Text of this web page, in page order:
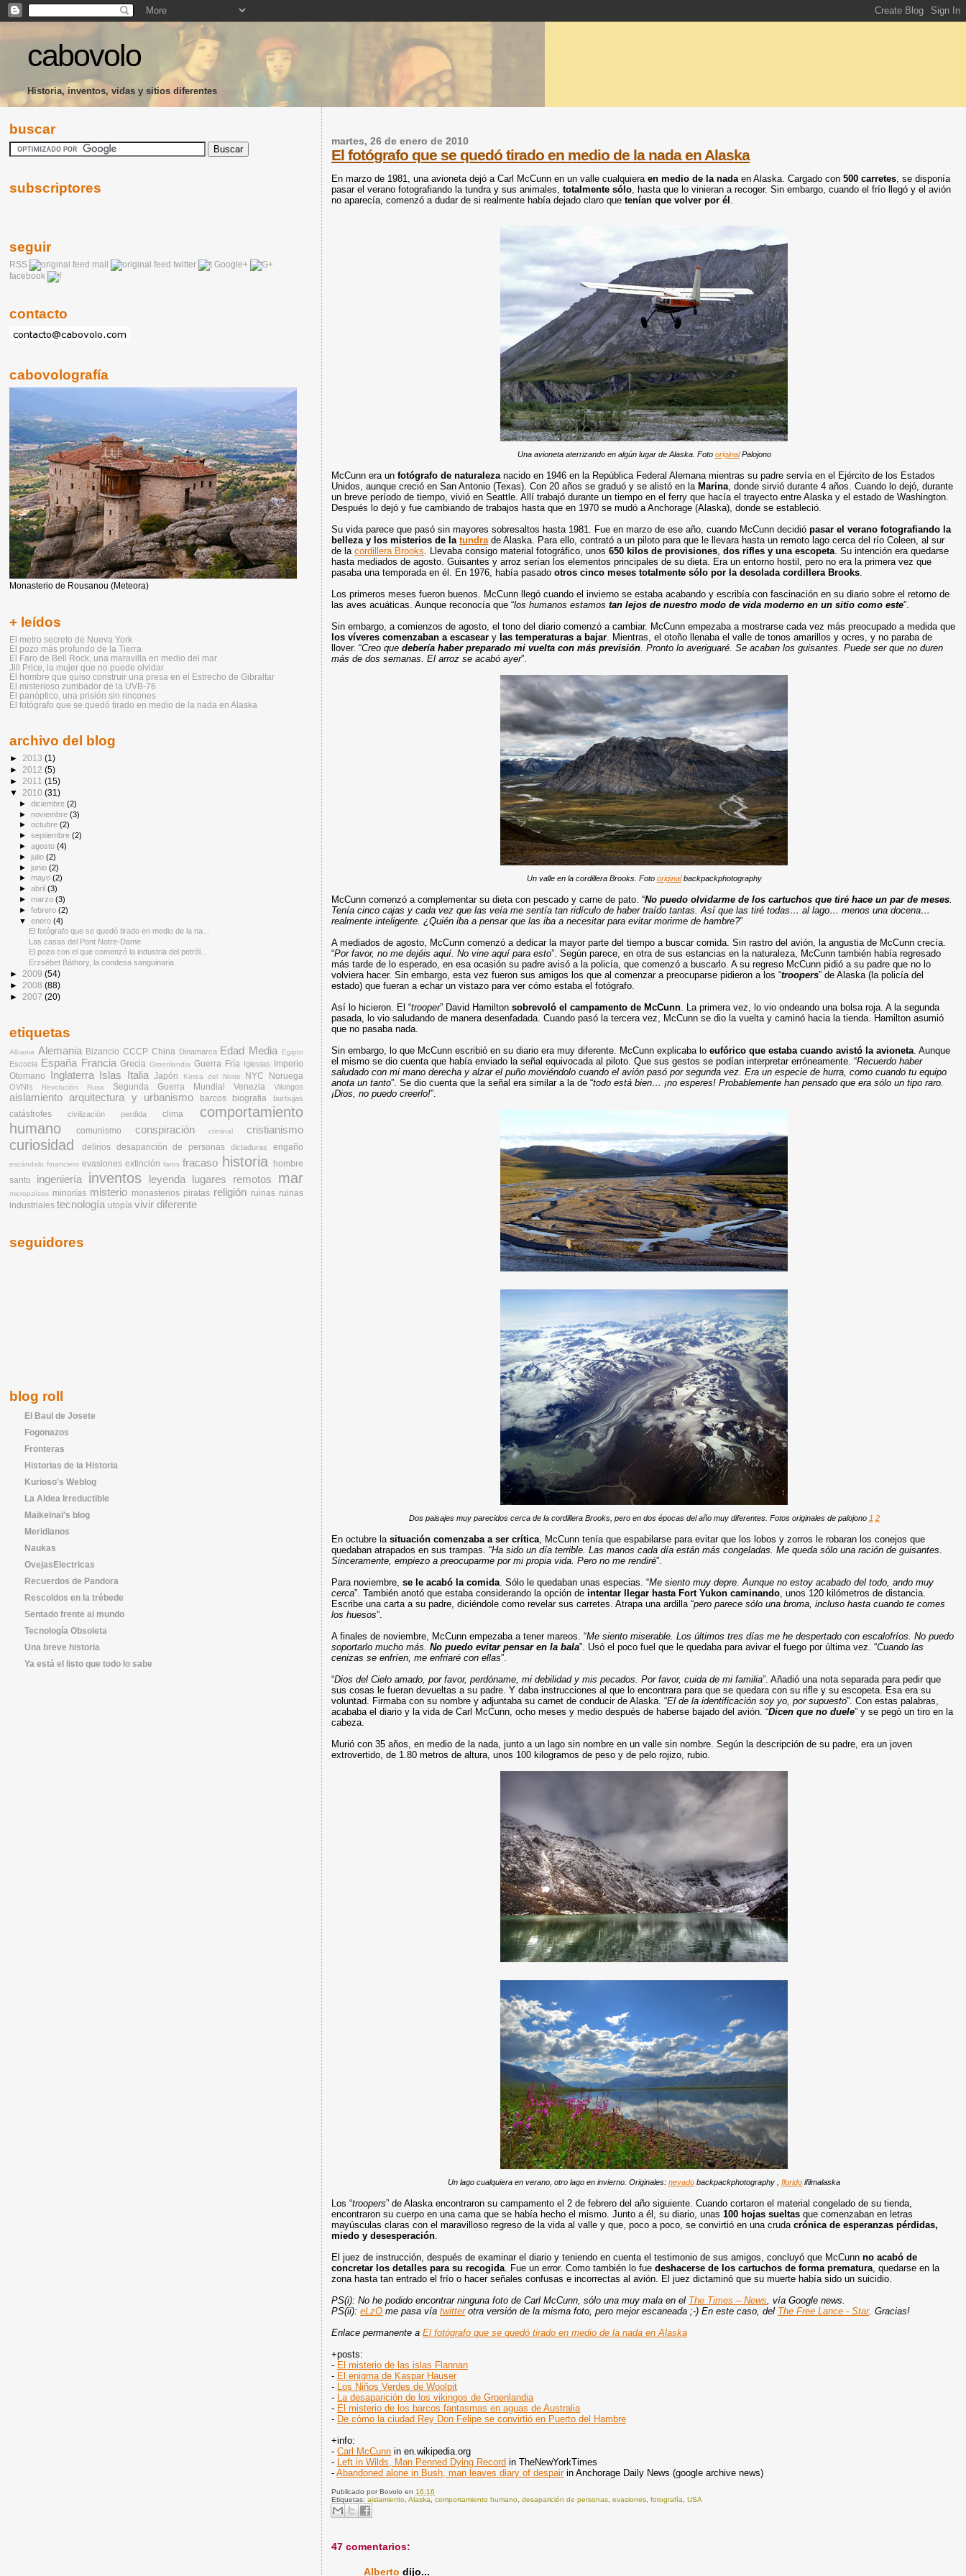
cabovolo
Historia, inventos, vidas y sitios diferentes
martes, 26 de enero de 2010
El fotógrafo que se quedó tirado en medio de la nada en Alaska
En marzo de 1981, una avioneta dejó a Carl McCunn en un valle cualquieraen medio de la nadaen Alaska. Cargado con500 carretes, se disponía
pasar el verano fotografiando la tundra y sus animales,totalmente sólo, hasta que lo vinieran a recoger. Sin embargo, cuando el frío llegó y el avión
no aparecía, comenzó a dudar de si realmente había dejado claro quetenían que volver por él .
Una avioneta aterrizando en algún lugar de Alaska. Foto originalPalojono
McCunn era unfotógrafo de naturalezanacido en 1946 en la República Federal Alemana mientras su padre servía en el Ejército de los Estados
Unidos, aunque creció en San Antonio (Texas). Con 20 años se graduó y se alistó en la Marina, donde sirvió durante 4 años. Cuando lo dejó, durante
un breve período de tiempo, vivió en Seattle. Allí trabajó durante un tiempo en el ferry que hacía el trayecto entre Alaska y el estado de Washington.
Después lo dejó y fue cambiando de trabajos hasta que en 1970 se mudó a Anchorage (Alaska), donde se estableció.
Su vida parece que pasó sin mayores sobresaltos hasta 1981. Fue en marzo de ese año, cuando McCunn decidiópasar el verano fotografiando la
belleza y los misterios de latundrade Alaska. Para ello, contrató a un piloto para que le llevara hasta un remoto lago cerca del río Coleen, al sur
de lacordillera Brooks. Llevaba consigo material fotográfico, unos650 kilos de provisiones,dos rifles y una escopeta. Su intención era quedarse
hasta mediados de agosto. Guisantes y arroz serían los elementos principales de su dieta. Era un entorno hostil, pero no era la primera vez que
pasaba una temporada en él. En 1976, había pasadootros cinco meses totalmente sólo por la desolada cordillera Brooks.
Los primeros meses fueron buenos. McCunn llegó cuando el invierno se estaba acabando y escribía con fascinación en su diario sobre el retorno de
las aves acuáticas. Aunque reconocía que “los humanos estamostan lejos de nuestro modo de vida moderno en un sitio como este”.
Sin embargo, a comienzos de agosto, el tono del diario comenzó a cambiar. McCunn empezaba a mostrarse cada vez más preocupado a medida que
los víveres comenzaban a escasear y las temperaturas a bajar. Mientras, el otoño llenaba el valle de tonos amarillos y ocres, y no paraba de
llover. “Creo quedebería haber preparado mi vuelta con más previsión. Pronto lo averiguaré. Se acaban los guisantes. Puede ser que no duren
más de dos semanas. El arroz se acabó ayer”.
Un valle en la cordillera Brooks. Foto originalbackpackphotography
McCunn comenzó a complementar su dieta con pescado y carne de pato. “No puedo olvidarme de los cartuchos que tiré hace un par de meses.
Tenía cinco cajas y cada vez que las veía me sentía tan ridículo de haber traído tantas. Así que las tiré todas… al lago… menos una docena…
realmente inteligente. ¿Quién iba a pensar que las iba a necesitar para evitar morirme de hambre?”
A mediados de agosto, McCunn comenzó a dedicar la mayor parte del tiempo a buscar comida. Sin rastro del avión, la angustia de McCunn crecía.
“Por favor, no me dejéis aquí. No vine aquí para esto”. Según parece, en otra de sus estancias en la naturaleza, McCunn también había regresado
más tarde de lo esperado, en esa ocasión su padre avisó a la policía, que comenzó a buscarlo. A su regreso McCunn pidió a su padre que no lo
volviera hacer. Sin embargo, esta vez fueron sus amigos los que al comenzar a preocuparse pidieron a los “troopers” de Alaska (la policía del
estado) que fueran a echar un vistazo para ver cómo estaba el fotógrafo.
Así lo hicieron. El “trooper” David Hamiltonsobrevoló el campamento de McCunn. La primera vez, lo vio ondeando una bolsa roja. A la segunda
pasada, lo vio saludando de manera desenfadada. Cuando pasó la tercera vez, McCunn se dio la vuelta y caminó hacia la tienda. Hamilton asumió
que no pasaba nada.
Sin embargo, lo que McCunn escribió en su diario era muy diferente. McCunn explicaba loeufórico que estaba cuando avistó la avioneta. Aunque
el mismo se dio cuenta que había enviado la señal equivocada al piloto. Que sus gestos se podían interpretar erróneamente. “Recuerdo haber
saludado con mi mano derecha y alzar el puño moviéndolo cuando el avión pasó por segunda vez. Era un especie de hurra, como cuando tu equipo
anota un tanto”. Se dio cuenta que la señal era similar a la de “todo está bien… ¡no esperes! Probablemente han pensado que era sólo un tipo raro.
¡Dios, no puedo creerlo!”.
Dos paisajes muy parecidos cerca de la cordillera Brooks, pero en dos épocas del año muy diferentes. Fotos originales de palojono 1 2
En octubre lasituación comenzaba a ser crítica, McCunn tenía que espabilarse para evitar que los lobos y zorros le robaran los conejos que
quedaban atrapados en sus trampas. “Ha sido un día terrible. Las manos cada día están más congeladas. Me queda sólo una ración de guisantes.
Sinceramente, empiezo a preocuparme por mi propia vida. Pero no me rendiré”.
Para noviembre,se le acabó la comida. Sólo le quedaban unas especias. “Me siento muy depre. Aunque no estoy acabado del todo, ando muy
cerca”. También anotó que estaba considerando la opción deintentar llegar hasta Fort Yukon caminando, unos 120 kilómetros de distancia.
Escribe una carta a su padre, diciéndole como revelar sus carretes. Atrapa una ardilla “pero parece sólo una broma, incluso hasta cuando te comes
los huesos”.
A finales de noviembre, McCunn empezaba a tener mareos. “Me siento miserable. Los últimos tres días me he despertado con escalofríos. No puedo
soportarlo mucho más.No puedo evitar pensar en la bala”. Usó el poco fuel que le quedaba para avivar el fuego por última vez. “Cuando las
cenizas se enfríen, me enfriaré con ellas”.
“Dios del Cielo amado, por favor, perdóname, mi debilidad y mis pecados. Por favor, cuida de mi familia”. Añadió una nota separada para pedir que
sus cosas le fueran devueltas a su padre. Y daba instrucciones al que lo encontrara para que se quedara con su rifle y su escopeta. Esa era su
voluntad. Firmaba con su nombre y adjuntaba su carnet de conducir de Alaska. “El de la identificación soy yo, por supuesto”. Con estas palabras,
acababa el diario y la vida de Carl McCunn, ocho meses y medio después de haberse bajado del avión. “Dicen que no duele” y se pegó un tiro en la
cabeza.
Murió con 35 años, en medio de la nada, junto a un lago sin nombre en un valle sin nombre. Según la descripción de su padre, era un joven
extrovertido, de 1.80 metros de altura, unos 100 kilogramos de peso y de pelo rojizo, rubio.
Un lago cualquiera en verano, otro lago en invierno. Originales:nevado backpackphotography ,florido ifilmalaska
Los “troopers” de Alaska encontraron su campamento el 2 de febrero del año siguiente. Cuando cortaron el material congelado de su tienda,
encontraron su cuerpo en una cama que se había hecho el mismo. Junto a él, su diario, unas100 hojas sueltas que comenzaban en letras
mayúsculas claras con el maravilloso regreso de la vida al valle y que, poco a poco, se convirtió en una crudacrónica de esperanzas pérdidas,
miedo y desesperación.
El juez de instrucción, después de examinar el diario y teniendo en cuenta el testimonio de sus amigos, concluyó que McCunnno acabó de
concretar los detalles para su recogida. Fue un error. Como también lo fuedeshacerse de los cartuchos de forma prematura, quedarse en la
zona hasta tan entrado el frío o hacer señales confusas e incorrectas al avión. El juez dictaminó que su muerte había sido un suicidio.
PS(i): No he podido encontrar ninguna foto de Carl McCunn, sólo una muy mala en el The Times – News, vía Google news.
PS(ii):eLzO me pasa víatwitterotra versión de la misma foto, pero mejor escaneada ;-) En este caso, del The Free Lance - Star. Gracias!
Enlace permanente aEl fotógrafo que se quedó tirado en medio de la nada en Alaska
+posts:
- El misterio de las islas Flannan
- El enigma de Kaspar Hauser
- Los Niños Verdes de Woolpit
- La desaparición de los vikingos de Groenlandia
- El misterio de los barcos fantasmas en aguas de Australia
- De cómo la ciudad Rey Don Felipe se convirtió en Puerto del Hambre
+info:
-Carl McCunn in en.wikipedia.org
- Left in Wilds, Man Penned Dying Record in TheNewYorkTimes
-Abandoned alone in Bush, man leaves diary of despairin Anchorage Daily News (google archive news)
Publicado porBovolo en 16:16
Etiquetas:aislamiento ,Alaska ,comportamiento humano ,desaparición de personas ,evasiones ,fotografía ,USA
47 comentarios:
Alberto dijo...
buscar
subscriptores
seguir
RSS mail twitter
Google+
facebook
contacto
cabovolografía
Monasterio de Rousanou (Meteora)
+ leídos
El metro secreto de Nueva York
El pozo más profundo de la Tierra
El Faro de Bell Rock, una maravilla en medio del mar
Jill Price, la mujer que no puede olvidar
El hombre que quiso construir una presa en el Estrecho de Gibraltar
El misterioso zumbador de la UVB-76
El panóptico, una prisión sin rincones
El fotógrafo que se quedó tirado en medio de la nada en Alaska
archivo del blog
► 2013 (1)
► 2012 (5)
► 2011 (15)
▼ 2010 (31)
►diciembre(2)
► noviembre(3)
►octubre(2)
►septiembre(2)
►agosto(4)
►julio(2)
►junio(2)
► mayo(2)
►abril(3)
► marzo(3)
►febrero(2)
▼enero(4)
El fotógrafo que se quedó tirado en medio de la na...
Las casas del Pont Notre-Dame
El pozo con el que comenzó la industria del petról...
Erzsébet Báthory, la condesa sanguinaria
► 2009 (54)
► 2008 (88)
► 2007 (20)
etiquetas
Albania Alemania Bizancio CCCP China Dinamarca Edad Media Egipto
Escocia España Francia Grecia Groenlandia Guerra Fría Iglesias
Imperio
Otomano
Inglaterra Islas Italia Japón Korea del Norte NYC Noruega
OVNIs Revolución Rusa Segunda Guerra Mundial Venezia Vikingos
aislamiento arquitectura y urbanismo barcos biografia burbujas
catásfrofes civilización perdida clima
comportamiento
humano
comunismo conspiración criminal cristianismo
curiosidad delirios desaparición de personas dictaduras engaño
escándalo financiero evasiones extinción faros fracaso historia
hombre
santo
ingeniería inventos leyenda lugares remotos mar
micropaíses minorías misterio monasterios piratas religión ruinas ruinas
industriales tecnología utopía vivir diferente
seguidores
blog roll
El Baul de Josete
Fogonazos
Fronteras
Historias de la Historia
Kurioso's Weblog
La Aldea Irreductible
Maikelnai's blog
Meridianos
Naukas
OvejasElectricas
Recuerdos de Pandora
Rescoldos en la trébede
Sentado frente al mundo
Tecnología Obsoleta
Una breve historia
Ya está el listo que todo lo sabe